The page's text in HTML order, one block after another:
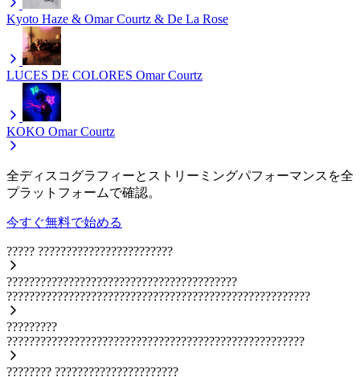
Kyoto Haze & Omar Courtz & De La Rose
LUCES DE COLORES Omar Courtz
KOKO Omar Courtz
全ディスコグラフィーとストリーミングパフォーマンスを全
プラットフォームで確認。
今すぐ無料で始める
????? ????????????????????????
?????????????????????????????????????????
??????????????????????????????????????????????????????
?????????
?????????????????????????????????????????????????????
???????? ??????????????????????